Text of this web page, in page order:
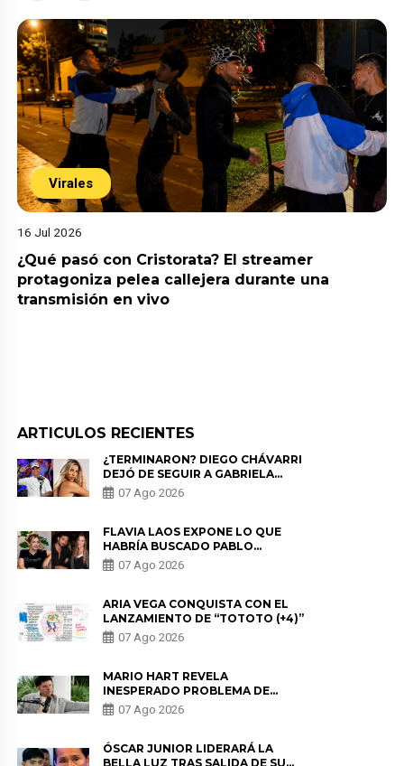
Virales
16 Jul 2026
¿Qué pasó con Cristorata? El streamer
protagoniza pelea callejera durante una
transmisión en vivo
ARTICULOS RECIENTES
¿TERMINARON? DIEGO CHÁVARRI
DEJÓ DE SEGUIR A GABRIELA
HERRERA Y ANUNCIA SU SALIDA
DE PÓDCAST
07 Ago 2026
FLAVIA LAOS EXPONE LO QUE
HABRÍA BUSCADO PABLO
HEREDIA CON ALE FULLER: “UNA
DE LAS PARTES QUERÍA EL
07 Ago 2026
ARIA VEGA CONQUISTA CON EL
LANZAMIENTO DE “TOTOTO (+4)”
07 Ago 2026
MARIO HART REVELA
INESPERADO PROBLEMA DE
SALUD ANTES DE SEPARARSE DE
KORINA: “ME ENCONTRARON UN
07 Ago 2026
ÓSCAR JUNIOR LIDERARÁ LA
BELLA LUZ TRAS SALIDA DE SU